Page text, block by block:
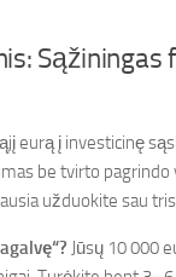
Sąžiningas
eurą į investicinę
be tvirto pagrindo
užduokite sau
Jūsų 10 000